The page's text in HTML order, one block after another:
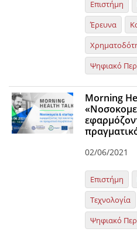
News & Information
Press Centre
"Innovation, Research &
Telephone & email Directory
Επιστήμη
Έρευνα
Ψηφιακό
Morning
02/06/2021
Επιστήμη
Τεχνολογία
Ψηφιακό